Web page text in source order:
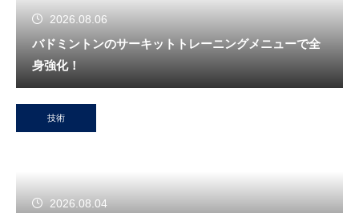
2026.08.06
バドミントンのサーキットトレーニングメニューで全
身強化！
技術
2026.08.04